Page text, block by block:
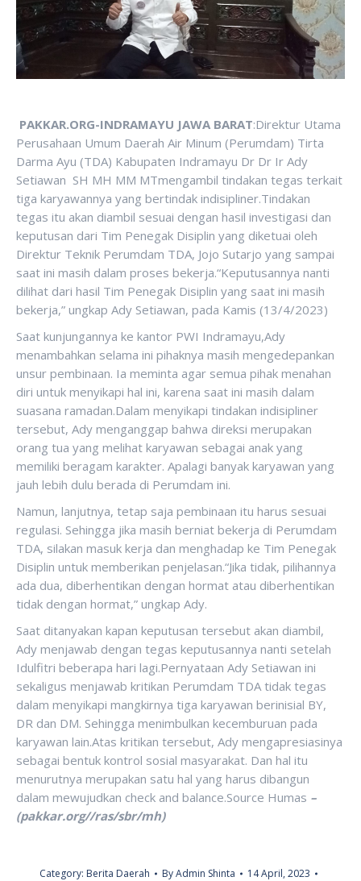
PAKKAR.ORG-INDRAMAYU JAWA BARAT:Direktur Utama
Perusahaan Umum Daerah Air Minum (Perumdam) Tirta
Darma Ayu (TDA) Kabupaten Indramayu Dr Dr Ir Ady
Setiawan SH MH MM MTmengambil tindakan tegas terkait
tiga karyawannya yang bertindak indisipliner.Tindakan
tegas itu akan diambil sesuai dengan hasil investigasi dan
keputusan dari Tim Penegak Disiplin yang diketuai oleh
Direktur Teknik Perumdam TDA, Jojo Sutarjo yang sampai
saat ini masih dalam proses bekerja.“Keputusannya nanti
dilihat dari hasil Tim Penegak Disiplin yang saat ini masih
bekerja,” ungkap Ady Setiawan, pada Kamis (13/4/2023)
Saat kunjungannya ke kantor PWI Indramayu,Ady
menambahkan selama ini pihaknya masih mengedepankan
unsur pembinaan. Ia meminta agar semua pihak menahan
diri untuk menyikapi hal ini, karena saat ini masih dalam
suasana ramadan.Dalam menyikapi tindakan indisipliner
tersebut, Ady menganggap bahwa direksi merupakan
orang tua yang melihat karyawan sebagai anak yang
memiliki beragam karakter. Apalagi banyak karyawan yang
jauh lebih dulu berada di Perumdam ini.
Namun, lanjutnya, tetap saja pembinaan itu harus sesuai
regulasi. Sehingga jika masih berniat bekerja di Perumdam
TDA, silakan masuk kerja dan menghadap ke Tim Penegak
Disiplin untuk memberikan penjelasan.“Jika tidak, pilihannya
ada dua, diberhentikan dengan hormat atau diberhentikan
tidak dengan hormat,” ungkap Ady.
Saat ditanyakan kapan keputusan tersebut akan diambil,
Ady menjawab dengan tegas keputusannya nanti setelah
Idulfitri beberapa hari lagi.Pernyataan Ady Setiawan ini
sekaligus menjawab kritikan Perumdam TDA tidak tegas
dalam menyikapi mangkirnya tiga karyawan berinisial BY,
DR dan DM. Sehingga menimbulkan kecemburuan pada
karyawan lain.Atas kritikan tersebut, Ady mengapresiasinya
sebagai bentuk kontrol sosial masyarakat. Dan hal itu
menurutnya merupakan satu hal yang harus dibangun
dalam mewujudkan check and balance.Source Humas –
(pakkar.org//ras/sbr/mh)
Category: Berita Daerah ByAdmin Shinta
14 April, 2023